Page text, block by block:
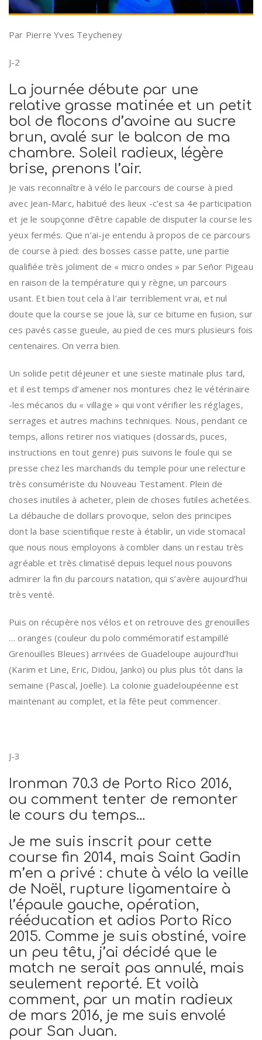
Par Pierre Yves Teycheney
J-2
La journée débute par une
relative grasse matinée et un petit
bol de flocons d’avoine au sucre
brun, avalé sur le balcon de ma
chambre. Soleil radieux, légère
brise, prenons l’air.
Je vais reconnaître à vélo le parcours de course à pied
avec Jean-Marc, habitué des lieux -c’est sa 4e participation
et je le soupçonne d’être capable de disputer la course les
yeux fermés. Que n’ai-je entendu à propos de ce parcours
de course à pied: des bosses casse patte, une partie
qualifiée très joliment de « micro ondes » par Señor Pigeau
en raison de la température qui y règne, un parcours
usant. Et bien tout cela à l’air terriblement vrai, et nul
doute que la course se joue là, sur ce bitume en fusion, sur
ces pavés casse gueule, au pied de ces murs plusieurs fois
centenaires. On verra bien.
Un solide petit déjeuner et une sieste matinale plus tard,
et il est temps d’amener nos montures chez le vétérinaire
-les mécanos du « village » qui vont vérifier les réglages,
serrages et autres machins techniques. Nous, pendant ce
temps, allons retirer nos viatiques (dossards, puces,
instructions en tout genre) puis suivons le foule qui se
presse chez les marchands du temple pour une relecture
très consumériste du Nouveau Testament. Plein de
choses inutiles à acheter, plein de choses futiles achetées.
La débauche de dollars provoque, selon des principes
dont la base scientifique reste à établir, un vide stomacal
que nous nous employons à combler dans un restau très
agréable et très climatisé depuis lequel nous pouvons
admirer la fin du parcours natation, qui s’avère aujourd’hui
très venté.
Puis on récupère nos vélos et on retrouve des grenouilles
… oranges (couleur du polo commémoratif estampillé
Grenouilles Bleues) arrivées de Guadeloupe aujourd’hui
(Karim et Line, Eric, Didou, Janko) ou plus plus tôt dans la
semaine (Pascal, Joëlle). La colonie guadeloupéenne est
maintenant au complet, et la fête peut commencer.
J-3
Ironman 70.3 de Porto Rico 2016,
ou comment tenter de remonter
le cours du temps…
Je me suis inscrit pour cette
course fin 2014, mais Saint Gadin
m’en a privé : chute à vélo la veille
de Noël, rupture ligamentaire à
l’épaule gauche, opération,
rééducation et adios Porto Rico
2015. Comme je suis obstiné, voire
un peu têtu, j’ai décidé que le
match ne serait pas annulé, mais
seulement reporté. Et voilà
comment, par un matin radieux
de mars 2016, je me suis envolé
pour San Juan.